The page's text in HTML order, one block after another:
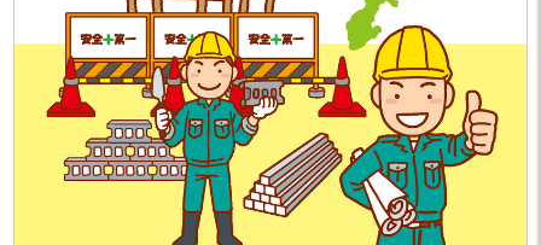
た。
2024.07.19
「沖建協会報 7月号」を掲載しまし
た。
2024.06.24
「沖建協会報 6月号」を掲載しまし
た。